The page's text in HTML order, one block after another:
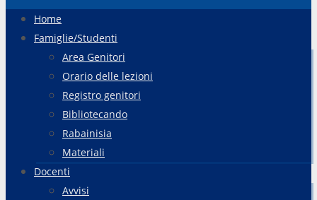
contenuto
Home
Famiglie/Studenti
Area Genitori
Orario delle lezioni
Registro genitori
Bibliotecando
Rabainisia
Materiali
Docenti
Avvisi